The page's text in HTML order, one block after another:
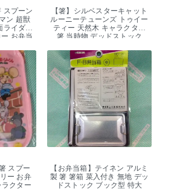
スプーン
ン 超獣
イダー
お弁当
【箸】シルベスターキャット
ルーニーテューンズ トゥイー
ティー 天然木 キャラクター
箸 当時物 デッドストック
スプー
ー お弁
クター
【お弁当箱】テイネン アルミ
製 箸 箸箱 菜入付き 無地 デッ
ドストック ブック型 特大